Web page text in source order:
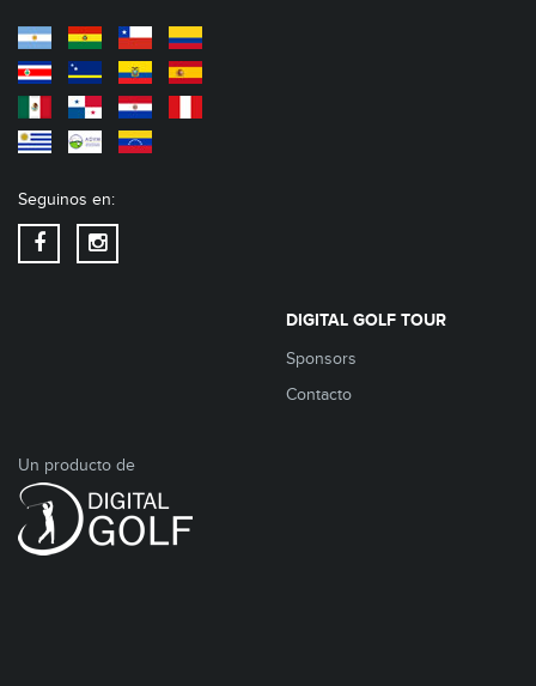
Seguinos en:
DIGITAL GOLF TOUR
Sponsors
Contacto
Un producto de